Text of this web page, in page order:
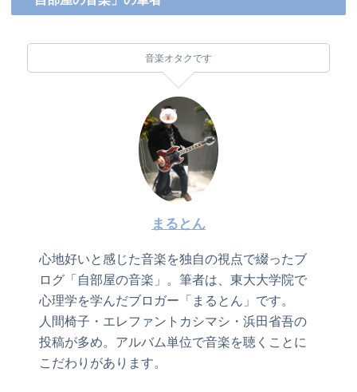
音楽オタクです
まるとん
心地好いと感じた音楽を独自の視点で綴ったブ
ログ「自部屋の音楽」。筆者は、東大大学院で
心理学を学んだブロガー「まるとん」です。
人間椅子・エレファントカシマシ・浜田省吾の
投稿が多め。アルバム単位で音楽を聴くことに
こだわりがあります。